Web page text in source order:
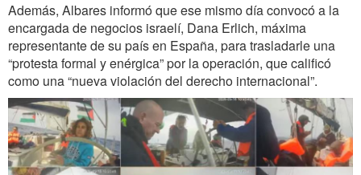
Además, Albares informó que ese mismo día convocó a la
encargada de negocios israelí, Dana Erlich, máxima
representante de su país en España, para trasladarle una
“protesta formal y enérgica” por la operación, que calificó
como una “nueva violación del derecho internacional”.